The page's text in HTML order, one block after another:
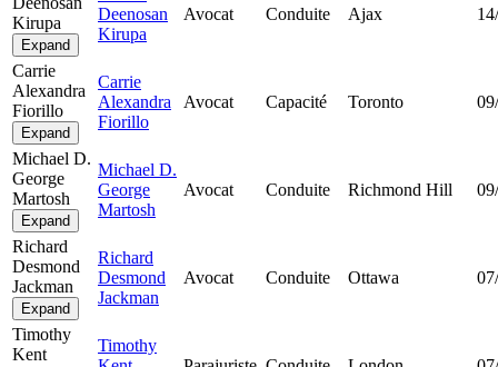
Kirupa
Expand
Deenosan
Kirupa
Avocat Conduite Ajax
Carrie
Alexandra
Fiorillo
Expand
Carrie
Alexandra
Fiorillo
Avocat Capacité Toronto
Michael D.
George
Martosh
Expand
Michael D.
George
Martosh
Avocat Conduite Richmond Hill
Richard
Desmond
Jackman
Expand
Richard
Desmond
Jackman
Avocat Conduite Ottawa
Timothy
Kent
Timothy